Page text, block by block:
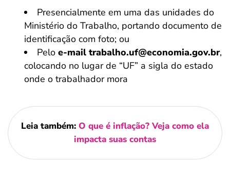
Presencialmente em uma das unidades do
Ministério do Trabalho, portando documento de
identificação com foto; ou
Pelo e-mail trabalho.uf@economia.gov.br,
colocando no lugar de “UF” a sigla do estado
onde o trabalhador mora
Leia também: O que é inflação? Veja como ela
impacta suas contas